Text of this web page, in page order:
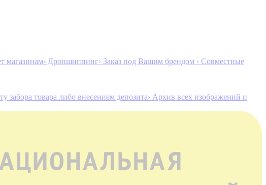
магазинам› Дропшиппинг› Заказ под Вашим брендом › Совместные
забора товара либо внесением депозита› Архив всех изображений и